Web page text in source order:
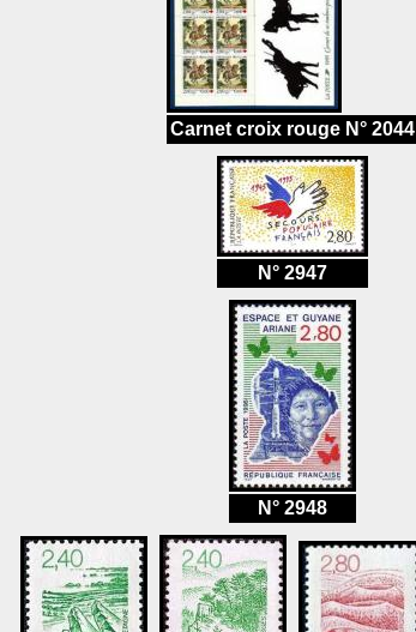
Carnet croix rouge N° 2044
N° 2947
N° 2948